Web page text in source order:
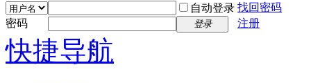
自动登录 找回密码
密码
登录 注册
快捷导航